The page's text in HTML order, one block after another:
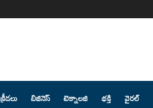
క్రీడలు బిజినెస్ టెక్నాలజి భక్తి వైరల్